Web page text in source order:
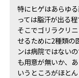
特にヒゲはあらゆ
っては脂汗が出る程
そこでゴリラクリ
せるために2種類の
ンは病院ではない
も用意が無いか、
いうところがほとん